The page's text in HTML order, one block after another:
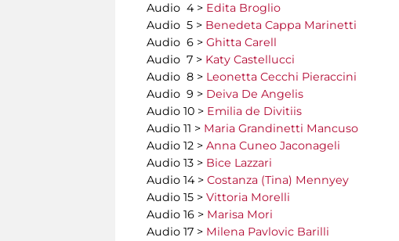
Audio 4 > Edita Broglio
Audio 5 > Benedeta Cappa Marinetti
Audio 6 > Ghitta Carell
Audio 7 > Katy Castellucci
Audio 8 > Leonetta Cecchi Pieraccini
Audio 9 > Deiva De Angelis
Audio 10 > Emilia de Divitiis
Audio 11 > Maria Grandinetti Mancuso
Audio 12 > Anna Cuneo Jaconageli
Audio 13 > Bice Lazzari
Audio 14 > Costanza (Tina) Mennyey
Audio 15 > Vittoria Morelli
Audio 16 > Marisa Mori
Audio 17 > Milena Pavlovic Barilli